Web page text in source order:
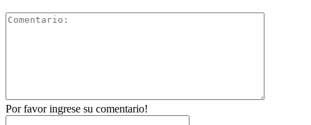
Por favor ingrese su comentario!